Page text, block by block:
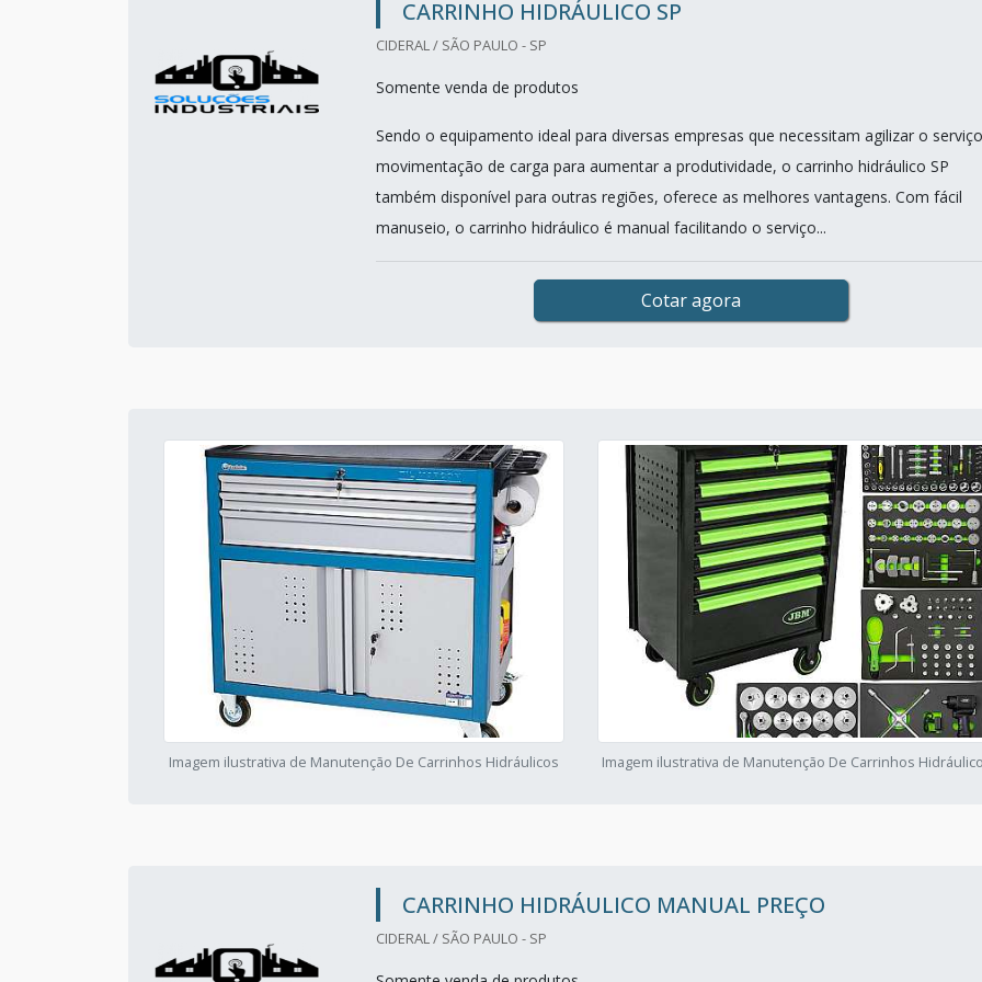
CARRINHO HIDRÁULICO SP
CIDERAL / SÃO PAULO - SP
Somente venda de produtos
Sendo o equipamento ideal para diversas empresas que necessitam agilizar o
movimentação de carga para aumentar a produtividade, o carrinho hidráulico SP
também disponível para outras regiões, oferece as melhores vantagens. Com fácil
manuseio, o carrinho hidráulico é manual facilitando o serviço...
Cotar agora
Imagem ilustrativa de Manutenção De Carrinhos Hidráulicos Imagem ilustrativa de Manutenção De Carrinhos
CARRINHO HIDRÁULICO MANUAL PREÇO
CIDERAL / SÃO PAULO - SP